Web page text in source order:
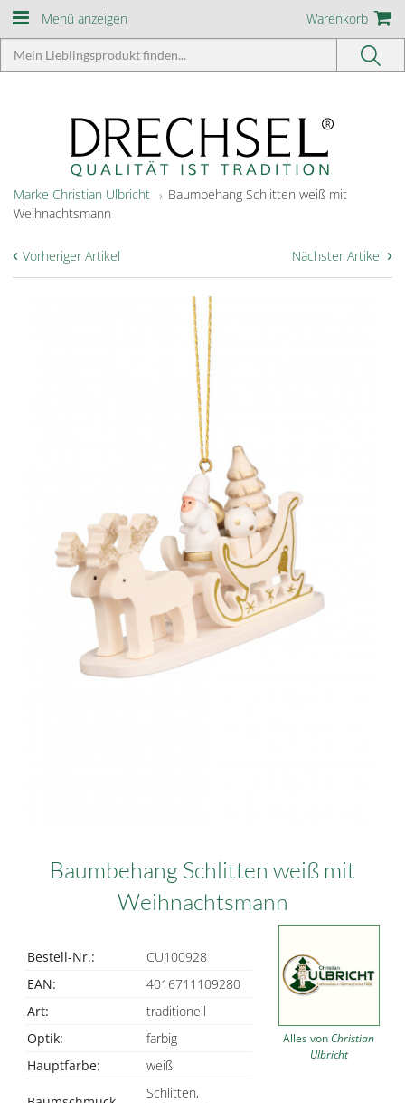
Menü anzeigen Warenkorb
Marke Christian Ulbricht
Baumbehang Schlitten weiß mit
Weihnachtsmann
Nächster Artikel ›
‹ Vorheriger Artikel
Baumbehang Schlitten weiß mit
Weihnachtsmann
Bestell-Nr.:
CU100928
EAN:
4016711109280
Art:
traditionell
Optik:
farbig
Hauptfarbe:
weiß
Schlitten,
Alles von Christian
Ulbricht